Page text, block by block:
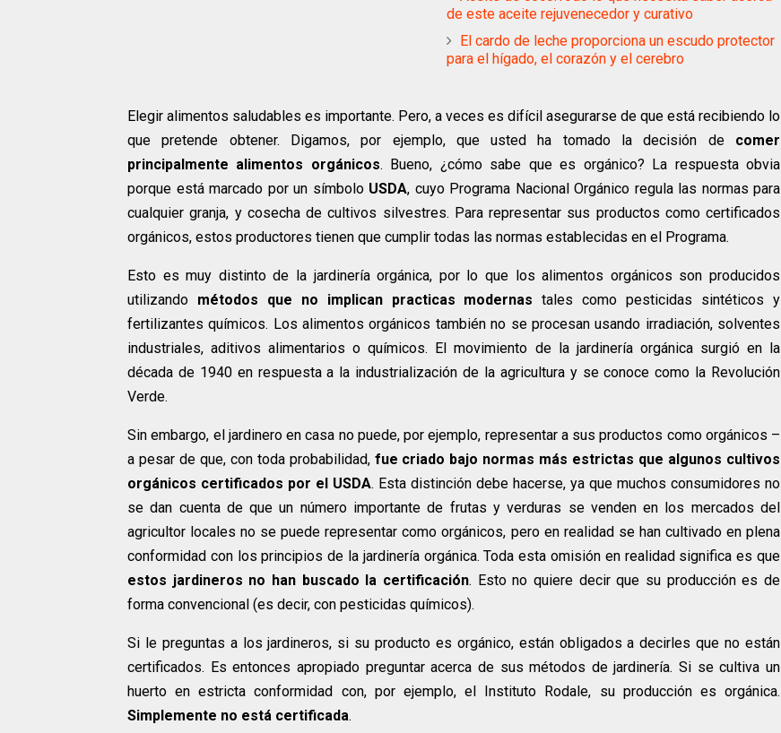
de este aceite rejuvenecedor y curativo
El cardo de leche proporciona un escudo protector
para el hígado, el corazón y el cerebro
Elegir alimentos saludables es importante. Pero, a veces es difícil asegurarse de que está recibiendo lo
que pretende obtener. Digamos, por ejemplo, que usted ha tomado la decisión de comer
principalmente alimentos orgánicos. Bueno, ¿cómo sabe que es orgánico? La respuesta obvia
porque está marcado por un símbolo USDA, cuyo Programa Nacional Orgánico regula las normas para
cualquier granja, y cosecha de cultivos silvestres. Para representar sus productos como certificados
orgánicos, estos productores tienen que cumplir todas las normas establecidas en el Programa.
Esto es muy distinto de la jardinería orgánica, por lo que los alimentos orgánicos son producidos
utilizando métodos que no implican practicas modernas tales como pesticidas sintéticos y
fertilizantes químicos. Los alimentos orgánicos también no se procesan usando irradiación, solventes
industriales, aditivos alimentarios o químicos. El movimiento de la jardinería orgánica surgió en la
década de 1940 en respuesta a la industrialización de la agricultura y se conoce como la Revolución
Verde.
Sin embargo, el jardinero en casa no puede, por ejemplo, representar a sus productos como orgánicos –
a pesar de que, con toda probabilidad, fue criado bajo normas más estrictas que algunos cultivos
orgánicos certificados por el USDA. Esta distinción debe hacerse, ya que muchos consumidores no
se dan cuenta de que un número importante de frutas y verduras se venden en los mercados del
agricultor locales no se puede representar como orgánicos, pero en realidad se han cultivado en plena
conformidad con los principios de la jardinería orgánica. Toda esta omisión en realidad significa es que
estos jardineros no han buscado la certificación. Esto no quiere decir que su producción es de
forma convencional (es decir, con pesticidas químicos).
Si le preguntas a los jardineros, si su producto es orgánico, están obligados a decirles que no están
certificados. Es entonces apropiado preguntar acerca de sus métodos de jardinería. Si se cultiva un
huerto en estricta conformidad con, por ejemplo, el Instituto Rodale, su producción es orgánica.
Simplemente no está certificada.